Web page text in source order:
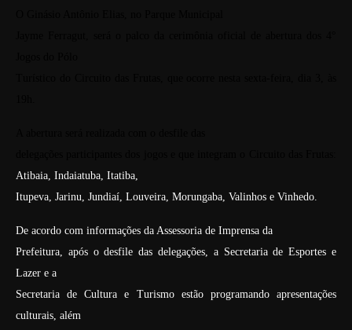
Atibaia, Indaiatuba, Itatiba,
Itupeva, Jarinu, Jundiaí, Louveira, Morungaba, Valinhos e Vinhedo.
De acordo com informações da Assessoria de Imprensa da
Prefeitura, após o desfile das delegações, a Secretaria de Esportes e
Lazer e a
Secretaria de Cultura e Turismo estão programando apresentações
culturais, além